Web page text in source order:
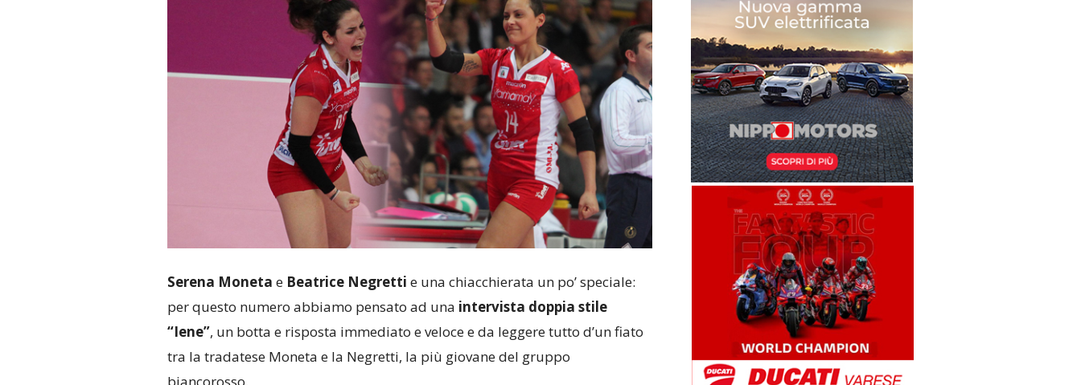
Serena Moneta e Beatrice Negretti e una chiacchierata un po’ speciale:
per questo numero abbiamo pensato ad una intervista doppia stile
“Iene”, un botta e risposta immediato e veloce e da leggere tutto d’un fiato
tra la tradatese Moneta e la Negretti, la più giovane del gruppo